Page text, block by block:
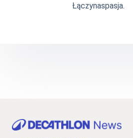
Łączynaspasja.